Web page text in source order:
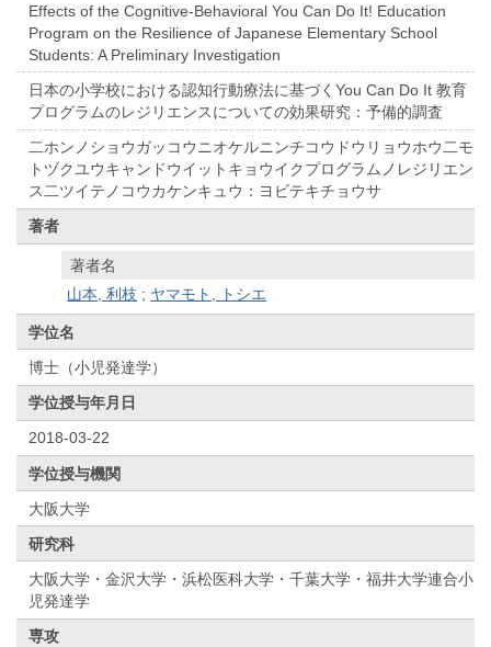
Effects of the Cognitive-Behavioral You Can Do It! Education
Program on the Resilience of Japanese Elementary School
Students: A Preliminary Investigation
日本の小学校における認知行動療法に基づくYou Can Do It 教育
プログラムのレジリエンスについての効果研究：予備的調査
二ホンノショウガッコウニオケルニンチコウドウリョウホウ二モ
トヅクユウキャンドウイットキョウイクプログラムノレジリエン
ス二ツイテノコウカケンキュウ：ヨビテキチョウサ
著者
著者名
山本, 利枝 ; ヤマモト, トシエ
学位名
博士（小児発達学）
学位授与年月日
2018-03-22
学位授与機関
大阪大学
研究科
大阪大学・金沢大学・浜松医科大学・千葉大学・福井大学連合小
児発達学
専攻